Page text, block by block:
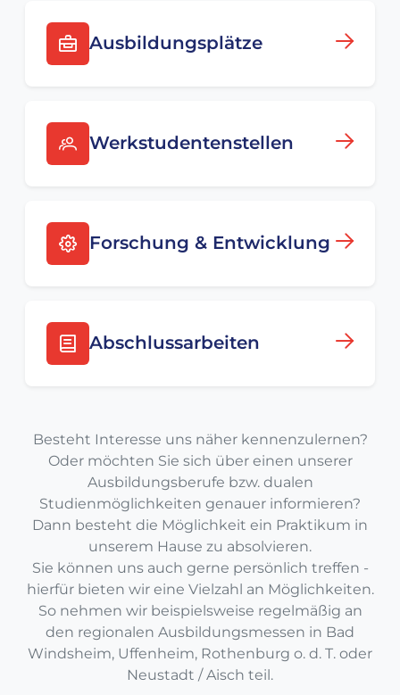
Ausbildungsplätze
Werkstudentenstellen
Forschung & Entwicklung
Abschlussarbeiten
Besteht Interesse uns näher kennenzulernen?
Oder möchten Sie sich über einen unserer
Ausbildungsberufe bzw. dualen
Studienmöglichkeiten genauer informieren?
Dann besteht die Möglichkeit ein Praktikum in
unserem Hause zu absolvieren.
Sie können uns auch gerne persönlich treffen -
hierfür bieten wir eine Vielzahl an Möglichkeiten.
So nehmen wir beispielsweise regelmäßig an
den regionalen Ausbildungsmessen in Bad
Windsheim, Uffenheim, Rothenburg o. d. T. oder
Neustadt / Aisch teil.